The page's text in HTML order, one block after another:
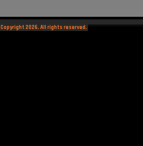
Copyright 2026. All rights reserved.